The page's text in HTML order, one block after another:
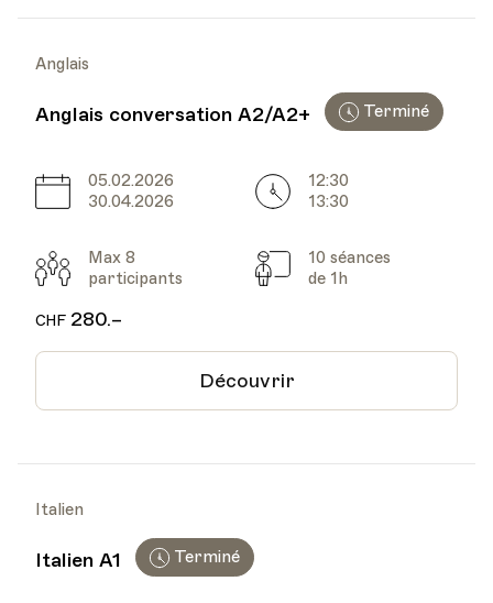
Anglais
Anglais conversation A2/A2+ Terminé
Date
05.02.2026
30.04.2026
Heure
12:30
13:30
Participants
Max 8
participants
Cours
10 séances
de 1h
CHF280.–
Découvrir
Italien
Italien A1 Terminé